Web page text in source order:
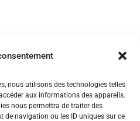
nous utilisons des technologies telles
aux informations des appareils.
nous permettra de traiter des
de navigation ou les ID uniques sur ce
et des Technologies